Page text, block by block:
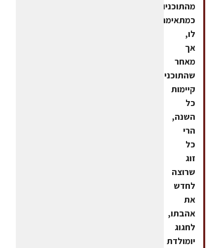
מהתוכניות
כמתאימה
לו,
אך
מאחר
שהתוכניות
קיימות
כל
השנה,
הרי
כל
זוג
שרוצה
לחדש
את
אהבתו,
לחגוג
יומולדת